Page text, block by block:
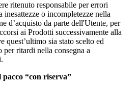
ritenuto responsabile per errori
inesattezze o incompletezze nella
d’acquisto da parte dell'Utente, per
ai Prodotti successivamente alla
quest’ultimo sia stato scelto ed
per ritardi nella consegna a
pacco “con riserva”